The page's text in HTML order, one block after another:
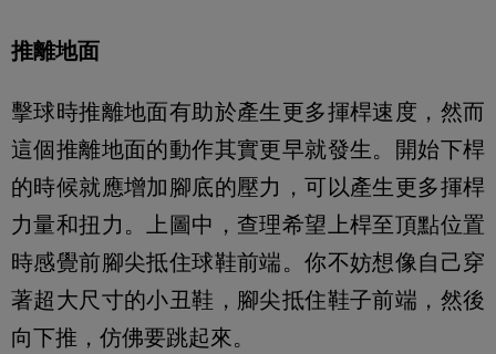
推離地面
擊球時推離地面有助於產生更多揮桿速度，然而
這個推離地面的動作其實更早就發生。開始下桿
的時候就應增加腳底的壓力，可以產生更多揮桿
力量和扭力。上圖中，查理希望上桿至頂點位置
時感覺前腳尖抵住球鞋前端。你不妨想像自己穿
著超大尺寸的小丑鞋，腳尖抵住鞋子前端，然後
向下推，仿佛要跳起來。